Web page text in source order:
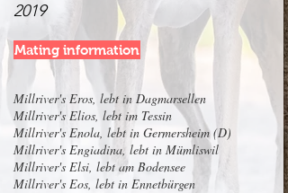
2019
Mating information
Millriver's Eros, lebt in Dagmarsellen
Millriver's Elios, lebt im Tessin
Millriver's Enola, lebt in Germersheim (D)
Millriver's Engiadina, lebt in Mümliswil
Millriver's Elsi, lebt am Bodensee
Millriver's Eos, lebt in Ennetbürgen